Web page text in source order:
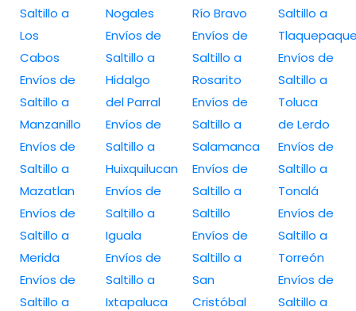
Saltillo a
Los
Cabos
Envíos de
Saltillo a
Manzanillo
Envíos de
Saltillo a
Mazatlan
Envíos de
Saltillo a
Merida
Envíos de
Saltillo a
Nogales
Envíos de
Saltillo a
Hidalgo
del Parral
Envíos de
Saltillo a
Huixquilucan
Envíos de
Saltillo a
Iguala
Envíos de
Saltillo a
Ixtapaluca
Río Bravo
Envíos de
Saltillo a
Rosarito
Envíos de
Saltillo a
Salamanca
Envíos de
Saltillo a
Saltillo
Envíos de
Saltillo a
San
Cristóbal
Saltillo a
Envíos de
Saltillo a
Toluca
de Lerdo
Envíos de
Saltillo a
Tonalá
Envíos de
Saltillo a
Torreón
Envíos de
Saltillo a